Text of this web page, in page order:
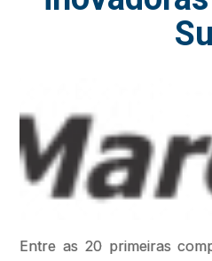
Sul
Entre as 20 primeiras